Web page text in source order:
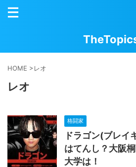
HOME >レオ
レオ
格闘家
ドラゴン(ブレイ
はてんし？大阪
大学は！